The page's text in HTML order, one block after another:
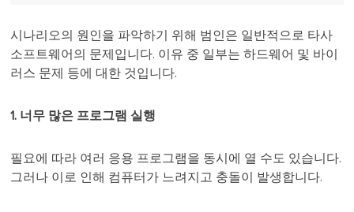
시나리오의 원인을 파악하기 위해 범인은 일반적으로 타사
소프트웨어의 문제입니다. 이유 중 일부는 하드웨어 및 바이
러스 문제 등에 대한 것입니다.
1. 너무 많은 프로그램 실행
필요에 따라 여러 응용 프로그램을 동시에 열 수도 있습니다.
그러나 이로 인해 컴퓨터가 느려지고 충돌이 발생합니다.